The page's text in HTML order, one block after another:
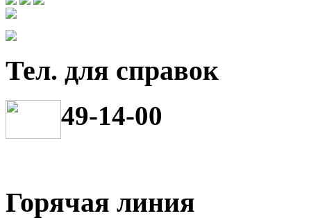
Тел. для справок
49-14-00
Горячая линия